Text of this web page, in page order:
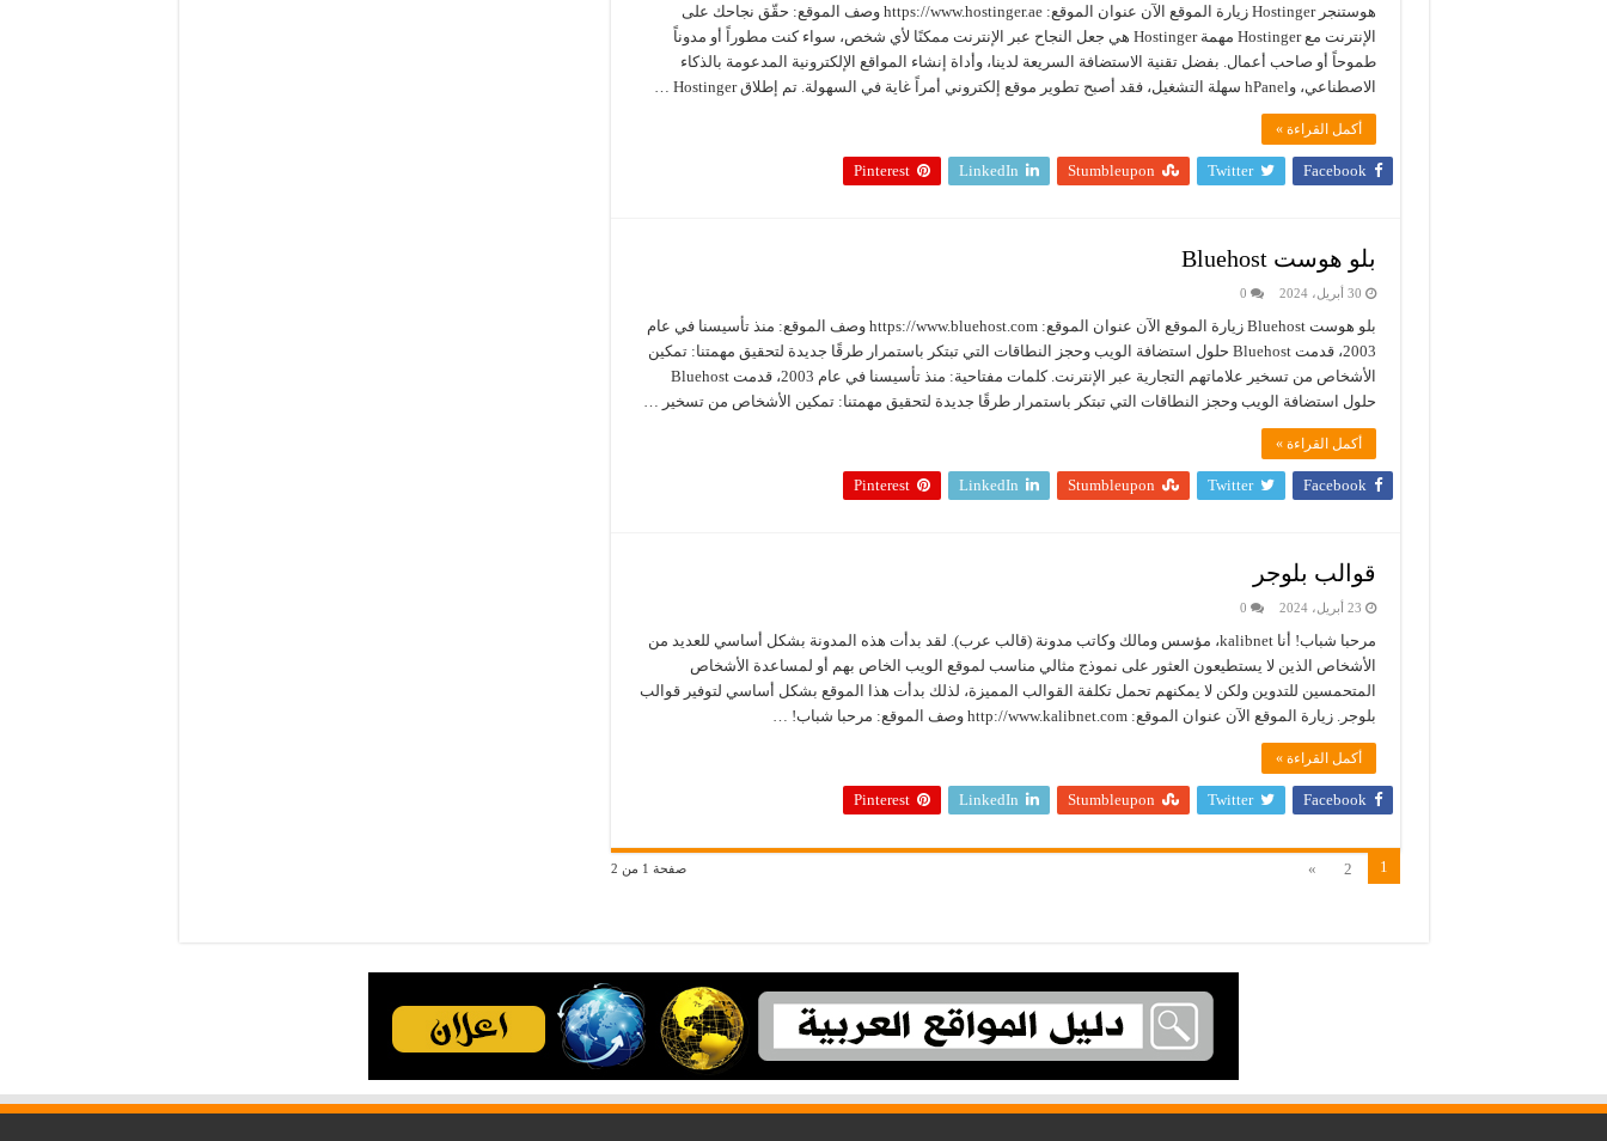
هوستنجر Hostinger زيارة الموقع الآن عنوان الموقع: https://www.hostinger.ae وصف الموقع: حقّق نجاحك على
الإنترنت مع Hostinger مهمة Hostinger هي جعل النجاح عبر الإنترنت ممكنًا لأي شخص، سواء كنت مطوراً أو مدوناً
طموحاً أو صاحب أعمال. بفضل تقنية الاستضافة السريعة لدينا، وأداة إنشاء المواقع الإلكترونية المدعومة بالذكاء
الاصطناعي، وhPanel سهلة التشغيل، فقد أصبح تطوير موقع إلكتروني أمراً غاية في السهولة. تم إطلاق Hostinger …
أكمل القراءة »
Facebook
Twitter
Stumbleupon
LinkedIn
Pinterest
بلو هوست Bluehost
30 أبريل، 2024 0
بلو هوست Bluehost زيارة الموقع الآن عنوان الموقع: https://www.bluehost.com وصف الموقع: منذ تأسيسنا في عام
2003، قدمت Bluehost حلول استضافة الويب وحجز النطاقات التي تبتكر باستمرار طرقًا جديدة لتحقيق مهمتنا: تمكين
الأشخاص من تسخير علاماتهم التجارية عبر الإنترنت. كلمات مفتاحية: منذ تأسيسنا في عام 2003، قدمت Bluehost
حلول استضافة الويب وحجز النطاقات التي تبتكر باستمرار طرقًا جديدة لتحقيق مهمتنا: تمكين الأشخاص من تسخير …
أكمل القراءة »
Facebook
Twitter
Stumbleupon
LinkedIn
Pinterest
قوالب بلوجر
23 أبريل، 2024 0
مرحبا شباب! أنا kalibnet، مؤسس ومالك وكاتب مدونة (قالب عرب). لقد بدأت هذه المدونة بشكل أساسي للعديد من
الأشخاص الذين لا يستطيعون العثور على نموذج مثالي مناسب لموقع الويب الخاص بهم أو لمساعدة الأشخاص
المتحمسين للتدوين ولكن لا يمكنهم تحمل تكلفة القوالب المميزة، لذلك بدأت هذا الموقع بشكل أساسي لتوفير قوالب
بلوجر. زيارة الموقع الآن عنوان الموقع: http://www.kalibnet.com وصف الموقع: مرحبا شباب! …
أكمل القراءة »
Facebook
Twitter
Stumbleupon
LinkedIn
Pinterest
صفحة 1 من 2 1
2
»